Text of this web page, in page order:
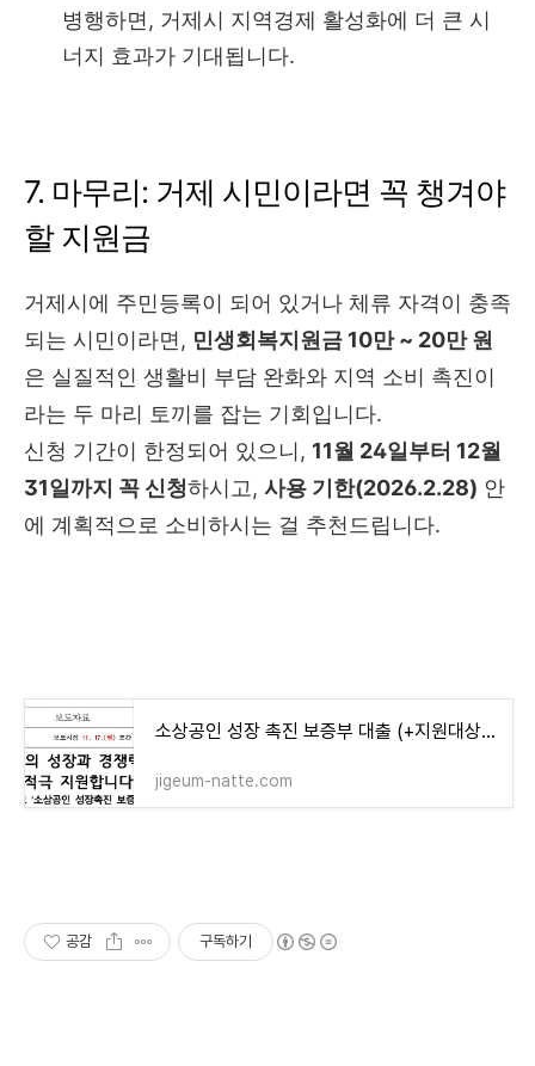
병행하면, 거제시 지역경제 활성화에 더 큰 시
너지 효과가 기대됩니다.
7. 마무리: 거제 시민이라면 꼭 챙겨야
할 지원금
거제시에 주민등록이 되어 있거나 체류 자격이 충족
되는 시민이라면, 민생회복지원금 10만 ~ 20만 원
은 실질적인 생활비 부담 완화와 지역 소비 촉진이
라는 두 마리 토끼를 잡는 기회입니다.
신청 기간이 한정되어 있으니, 11월 24일부터 12월
31일까지 꼭 신청하시고, 사용 기한(2026.2.28) 안
에 계획적으로 소비하시는 걸 추천드립니다.
소상공인 성장 촉진 보증부 대출 (+지원대상·조건·은행·필수 준비사항)
jigeum-natte.com
공감 구독하기